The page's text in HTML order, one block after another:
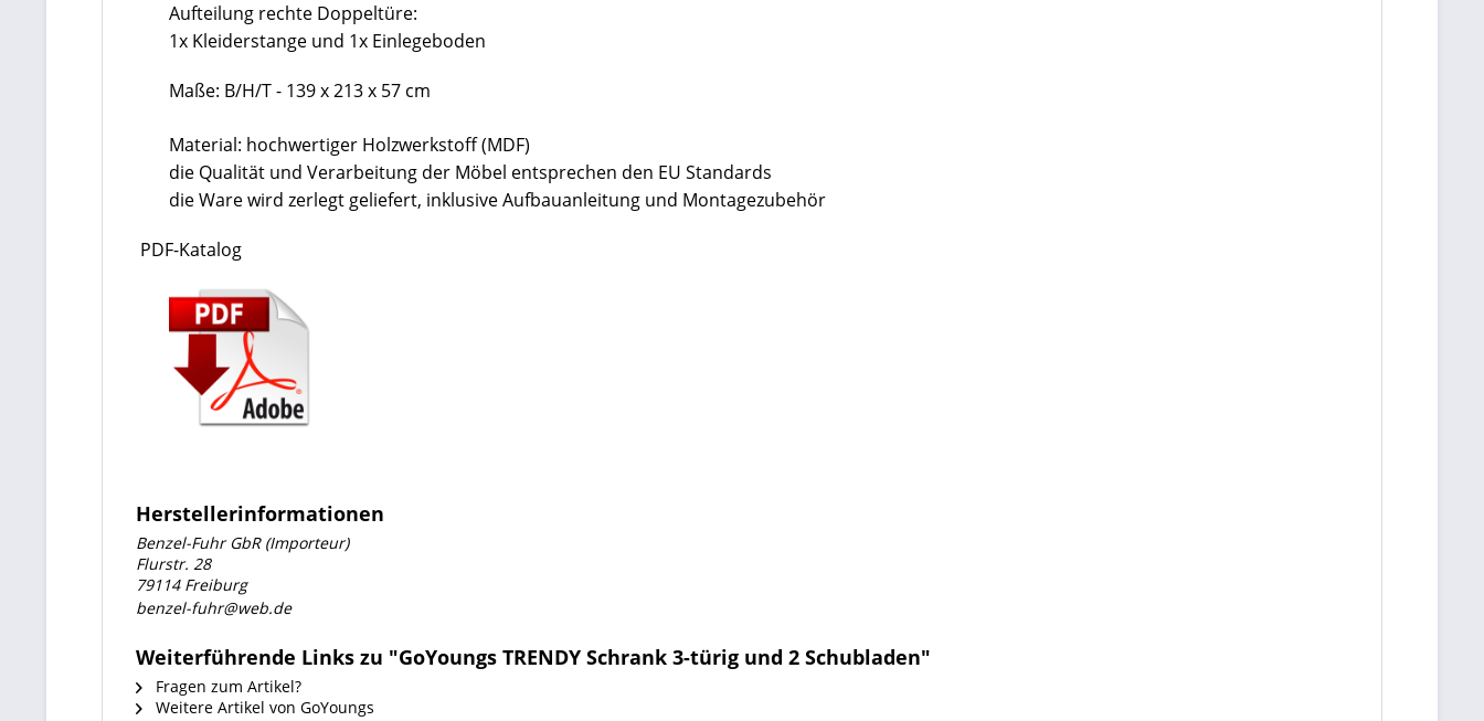
Aufteilung rechte Doppeltüre:
1x Kleiderstange und 1x Einlegeboden
Maße: B/H/T - 139 x 213 x 57 cm
Material: hochwertiger Holzwerkstoff (MDF)
die Qualität und Verarbeitung der Möbel entsprechen den EU Standards
die Ware wird zerlegt geliefert, inklusive Aufbauanleitung und Montagezubehör
PDF-Katalog
Herstellerinformationen
Benzel-Fuhr GbR (Importeur)
Flurstr. 28
79114 Freiburg
benzel-fuhr@web.de
Weiterführende Links zu "GoYoungs TRENDY Schrank 3-türig und 2 Schubladen"
Fragen zum Artikel?
Weitere Artikel von GoYoungs